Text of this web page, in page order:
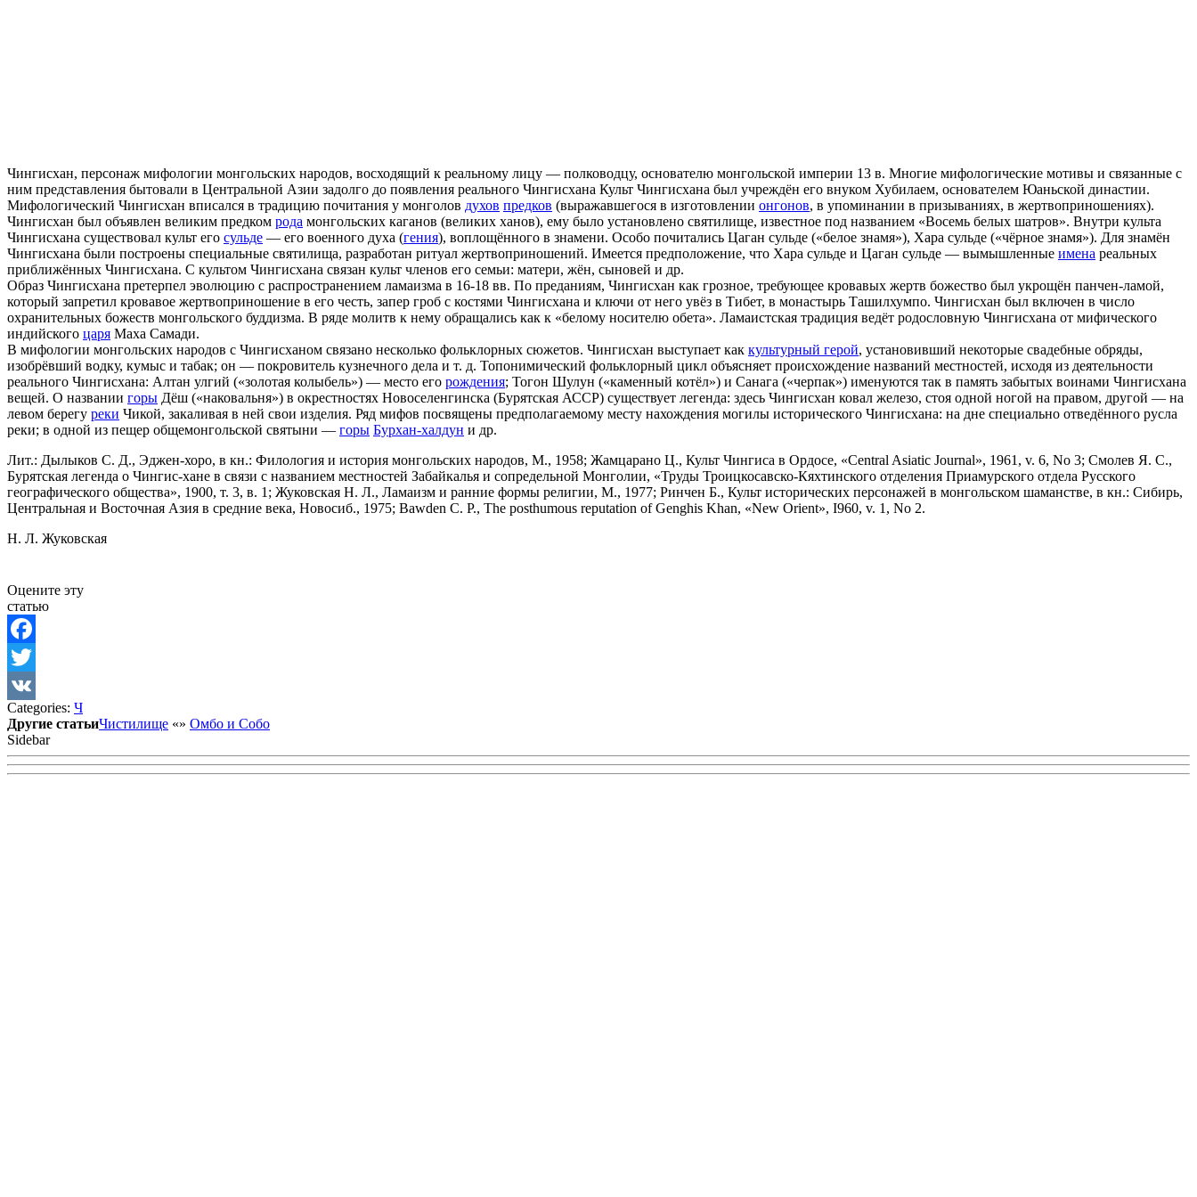
Чингисхан, персонаж мифологии монгольских народов, восходящий к реальному лицу — полководцу, основателю монгольской империи 13 в. Многие мифологические мотивы и связанные с
ним представления бытовали в Центральной Азии задолго до появления реального Чингисхана Культ Чингисхана был учреждён его внуком Хубилаем, основателем Юаньской династии.
Мифологический Чингисхан вписался в традицию почитания у монголов духов предков (выражавшегося в изготовлении онгонов, в упоминании в призываниях, в жертвоприношениях).
Чингисхан был объявлен великим предком рода монгольских каганов (великих ханов), ему было установлено святилище, известное под названием «Восемь белых шатров». Внутри культа
Чингисхана существовал культ его сульде — его военного духа (гения), воплощённого в знамени. Особо почитались Цаган сульде («белое знамя»), Хара сульде («чёрное знамя»). Для знамён
Чингисхана были построены специальные святилища, разработан ритуал жертвоприношений. Имеется предположение, что Хара сульде и Цаган сульде — вымышленные имена реальных
приближённых Чингисхана. С культом Чингисхана связан культ членов его семьи: матери, жён, сыновей и др.
Образ Чингисхана претерпел эволюцию с распространением ламаизма в 16-18 вв. По преданиям, Чингисхан как грозное, требующее кровавых жертв божество был укрощён панчен-ламой,
который запретил кровавое жертвоприношение в его честь, запер гроб с костями Чингисхана и ключи от него увёз в Тибет, в монастырь Ташилхумпо. Чингисхан был включен в число
охранительных божеств монгольского буддизма. В ряде молитв к нему обращались как к «белому носителю обета». Ламаистская традиция ведёт родословную Чингисхана от мифического
индийского царя Маха Самади.
В мифологии монгольских народов с Чингисханом связано несколько фольклорных сюжетов. Чингисхан выступает как культурный герой, установивший некоторые свадебные обряды,
изобрёвший водку, кумыс и табак; он — покровитель кузнечного дела и т. д. Топонимический фольклорный цикл объясняет происхождение названий местностей, исходя из деятельности
реального Чингисхана: Алтан улгий («золотая колыбель») — место его рождения; Тогон Шулун («каменный котёл») и Санага («черпак») именуются так в память забытых воинами Чингисхана
вещей. О названии горы Дёш («наковальня») в окрестностях Новоселенгинска (Бурятская АССР) существует легенда: здесь Чингисхан ковал железо, стоя одной ногой на правом, другой — на
левом берегу реки Чикой, закаливая в ней свои изделия. Ряд мифов посвящены предполагаемому месту нахождения могилы исторического Чингисхана: на дне специально отведённого русла
реки; в одной из пещер общемонгольской святыни — горы Бурхан-халдун и др.
Лит.: Дылыков С. Д., Эджен-хоро, в кн.: Филология и история монгольских народов, М., 1958; Жамцарано Ц., Культ Чингиса в Ордосе, «Central Asiatic Journal», 1961, v. 6, No 3; Смолев Я. С.,
Бурятская легенда о Чингис-хане в связи с названием местностей Забайкалья и сопредельной Монголии, «Труды Троицкосавско-Кяхтинского отделения Приамурского отдела Русского
географического общества», 1900, т. 3, в. 1; Жуковская Н. Л., Ламаизм и ранние формы религии, М., 1977; Ринчен Б., Культ исторических персонажей в монгольском шаманстве, в кн.: Сибирь,
Центральная и Восточная Азия в средние века, Новосиб., 1975; Bawden С. P., The posthumous reputation of Genghis Khan, «New Orient», I960, v. 1, No 2.
Н. Л. Жуковская
Оцените эту
статью
Facebook
Twitter
VK
Categories: Ч
Другие статьиЧистилище «» Омбо и Собо
Sidebar